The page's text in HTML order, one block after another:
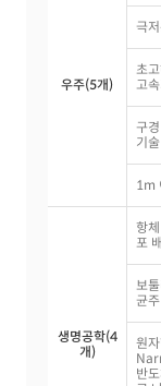
우주(5개)
극
초
고
구
기술
1m
생명공학(4
개)
항
포
보
균
원
반